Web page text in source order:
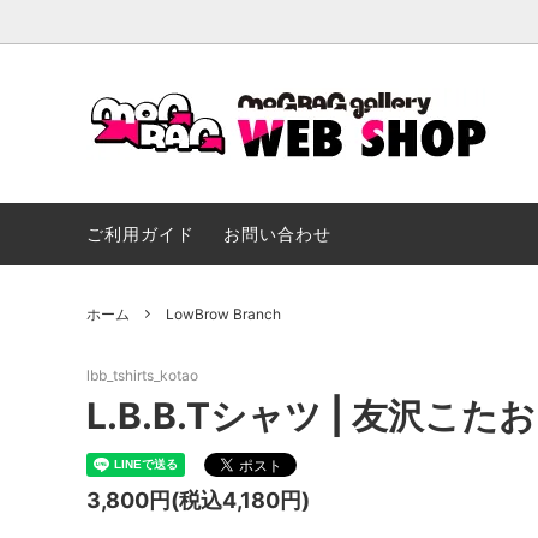
Painting
ご利用ガイド お問い合わせ
ホーム LowBrow Branch
lbb_tshirts_kotao
L.B.B.Tシャツ | 友沢こたお
3,800円(税込4,180円)